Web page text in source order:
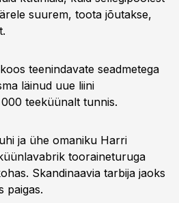
suurem, toota jõutakse,
teenindavate seadmetega
läinud uue liini
teeküünalt tunnis.
ja ühe omaniku Harri
tooraineturuga
Skandinaavia tarbija jaoks
paigas.